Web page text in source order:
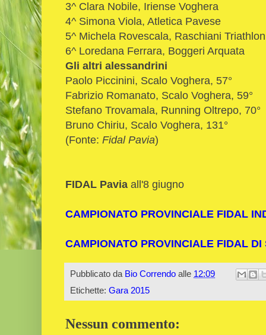
3^ Clara Nobile, Iriense Voghera
4^ Simona Viola, Atletica Pavese
5^ Michela Rovescala, Raschiani
6^ Loredana Ferrara, Boggeri Arquata
Gli altri alessandrini
Paolo Piccinini, Scalo Voghera, 57°
Fabrizio Romanato, Scalo Voghera, 59°
Stefano Trovamala, Running Oltrepo, 70°
Bruno Chiriu, Scalo Voghera, 131°
(Fonte: Fidal Pavia)
FIDAL Pavia all'8 giugno
CAMPIONATO PROVINCIALE FIDAL
CAMPIONATO PROVINCIALE FIDAL DI
Pubblicato da Bio Correndo alle 12:09
Etichette: Gara 2015
Nessun commento: